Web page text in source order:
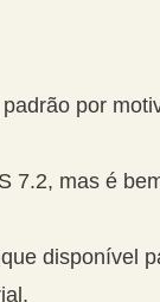
por
7.2, mas é
disponível